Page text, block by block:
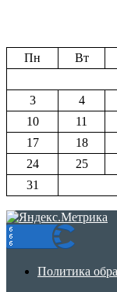
Пн
Вт
3
4
10
11
17
18
24
25
31
Политика